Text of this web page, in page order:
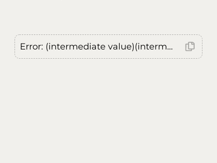
Error: (intermediate value)(intermediate value)(intermediate value).replaceAll is not a function